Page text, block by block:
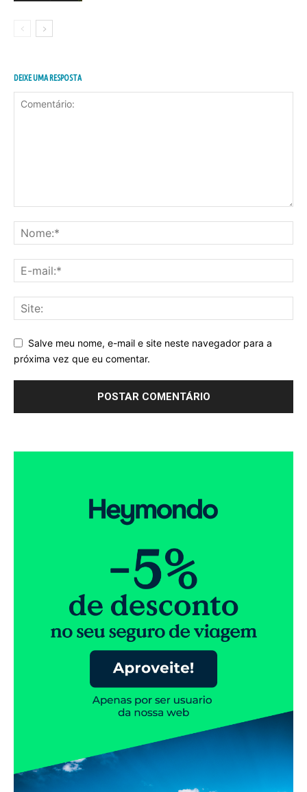
DEIXE UMA RESPOSTA
Salve meu nome, e-mail e site neste navegador para a
próxima vez que eu comentar.